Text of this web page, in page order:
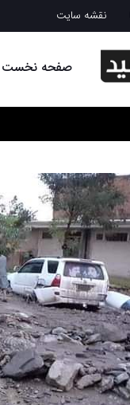
نقشه سایت
صفحه نخست